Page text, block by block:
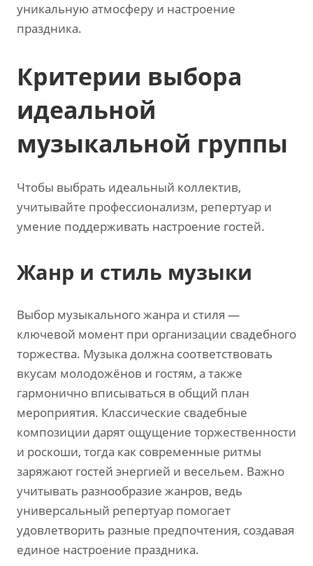
уникальную атмосферу и настроение
праздника.
Критерии выбора
идеальной
музыкальной группы
Чтобы выбрать идеальный коллектив‚
учитывайте профессионализм‚ репертуар и
умение поддерживать настроение гостей.
Жанр и стиль музыки
Выбор музыкального жанра и стиля —
ключевой момент при организации свадебного
торжества. Музыка должна соответствовать
вкусам молодожёнов и гостям‚ а также
гармонично вписываться в общий план
мероприятия. Классические свадебные
композиции дарят ощущение торжественности
и роскоши‚ тогда как современные ритмы
заряжают гостей энергией и весельем. Важно
учитывать разнообразие жанров‚ ведь
универсальный репертуар помогает
удовлетворить разные предпочтения‚ создавая
единое настроение праздника.